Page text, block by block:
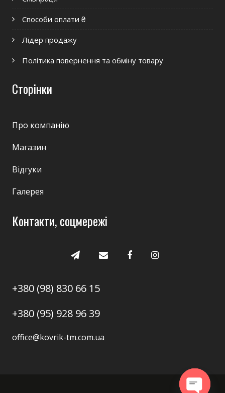
Способи оплати ₴
Лідер продажу
Політика повернення та обміну товару
Сторінки
Про компанію
Магазин
Відгуки
Галерея
Контакти, соцмережі
+380 (98) 830 66 15
+380 (95) 928 96 39
office@kovrik-tm.com.ua